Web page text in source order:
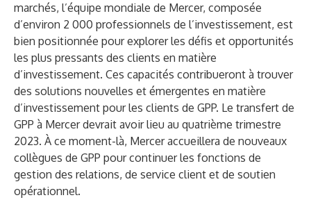
marchés, l’équipe mondiale de Mercer, composée
d’environ 2 000 professionnels de l’investissement, est
bien positionnée pour explorer les défis et opportunités
les plus pressants des clients en matière
d’investissement. Ces capacités contribueront à trouver
des solutions nouvelles et émergentes en matière
d’investissement pour les clients de GPP. Le transfert de
GPP à Mercer devrait avoir lieu au quatrième trimestre
2023. À ce moment-là, Mercer accueillera de nouveaux
collègues de GPP pour continuer les fonctions de
gestion des relations, de service client et de soutien
opérationnel.